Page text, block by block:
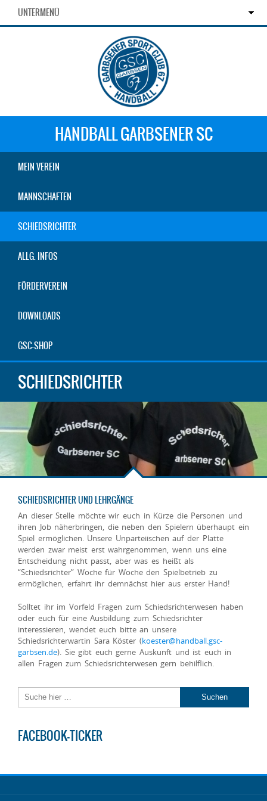
UNTERMENÜ
HANDBALL GARBSENER SC
MEIN VEREIN
MANNSCHAFTEN
SCHIEDSRICHTER
ALLG. INFOS
FÖRDERVEREIN
DOWNLOADS
GSC-SHOP
SCHIEDSRICHTER
SCHIEDSRICHTER UND LEHRGÄNGE
An dieser Stelle möchte wir euch in Kürze die Personen und
ihren Job näherbringen, die neben den Spielern überhaupt ein
Spiel ermöglichen. Unsere Unparteiischen auf der Platte
werden zwar meist erst wahrgenommen, wenn uns eine
Entscheidung nicht passt, aber was es heißt als
“Schiedsrichter” Woche für Woche den Spielbetrieb zu
ermöglichen, erfahrt ihr demnächst hier aus erster Hand!
Solltet ihr im Vorfeld Fragen zum Schiedsrichterwesen haben
oder euch für eine Ausbildung zum Schiedsrichter
interessieren, wendet euch bitte an unsere
Schiedsrichterwartin Sara Köster (koester@handball.gsc-
garbsen.de). Sie gibt euch gerne Auskunft und ist euch in
allen Fragen zum Schiedsrichterwesen gern behilflich.
FACEBOOK-TICKER